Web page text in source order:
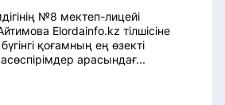
№8 мектеп-лицейі
Elordainfo.kz тілшісіне
қоғамның ең өзекті
арасындағ...